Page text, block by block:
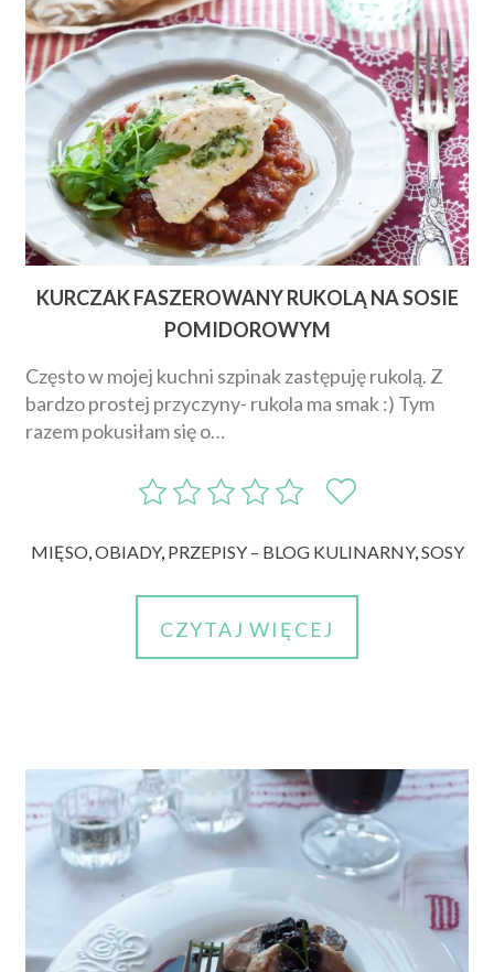
KURCZAK FASZEROWANY RUKOLĄ NA SOSIE
POMIDOROWYM
Często w mojej kuchni szpinak zastępuję rukolą. Z
bardzo prostej przyczyny- rukola ma smak :) Tym
razem pokusiłam się o…
MIĘSO,OBIADY, PRZEPISY – BLOG KULINARNY,SOSY
CZYTAJ WIĘCEJ